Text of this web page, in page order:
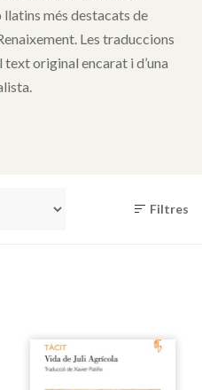
més destacats de
Les traduccions
original encarat i d’una
Filtres